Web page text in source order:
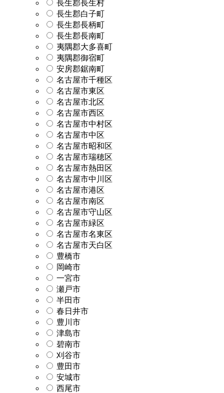
長生郡長生村
長生郡白子町
長生郡長柄町
長生郡長南町
夷隅郡大多喜町
夷隅郡御宿町
安房郡鋸南町
名古屋市千種区
名古屋市東区
名古屋市北区
名古屋市西区
名古屋市中村区
名古屋市中区
名古屋市昭和区
名古屋市瑞穂区
名古屋市熱田区
名古屋市中川区
名古屋市港区
名古屋市南区
名古屋市守山区
名古屋市緑区
名古屋市名東区
名古屋市天白区
豊橋市
岡崎市
一宮市
瀬戸市
半田市
春日井市
豊川市
津島市
碧南市
刈谷市
豊田市
安城市
西尾市